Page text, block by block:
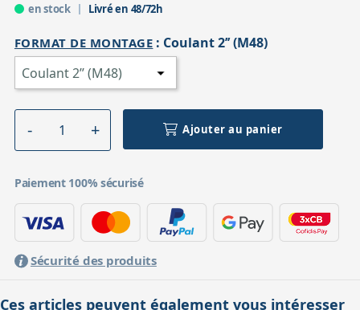
en stock Livré en 48/72h
FORMAT DE MONTAGE : Coulant 2’’ (M48)
Ajouter au panier
Paiement 100% sécurisé
Sécurité des produits
Ces articles peuvent également vous intéresser